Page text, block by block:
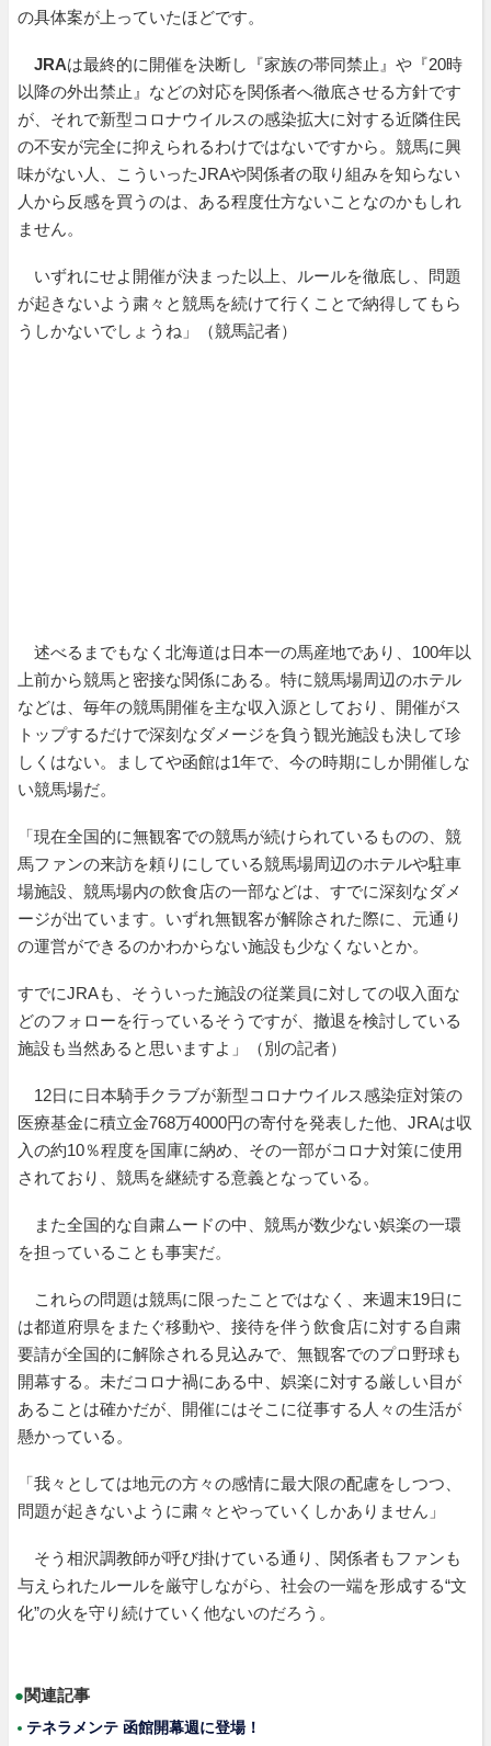
の具体案が上っていたほどです。
JRAは最終的に開催を決断し『家族の帯同禁止』や『20時
以降の外出禁止』などの対応を関係者へ徹底させる方針です
が、それで新型コロナウイルスの感染拡大に対する近隣住民
の不安が完全に抑えられるわけではないですから。競馬に興
味がない人、こういったJRAや関係者の取り組みを知らない
人から反感を買うのは、ある程度仕方ないことなのかもしれ
ません。
いずれにせよ開催が決まった以上、ルールを徹底し、問題
が起きないよう粛々と競馬を続けて行くことで納得してもら
うしかないでしょうね」（競馬記者）
述べるまでもなく北海道は日本一の馬産地であり、100年以
上前から競馬と密接な関係にある。特に競馬場周辺のホテル
などは、毎年の競馬開催を主な収入源としており、開催がス
トップするだけで深刻なダメージを負う観光施設も決して珍
しくはない。ましてや函館は1年で、今の時期にしか開催しな
い競馬場だ。
「現在全国的に無観客での競馬が続けられているものの、競
馬ファンの来訪を頼りにしている競馬場周辺のホテルや駐車
場施設、競馬場内の飲食店の一部などは、すでに深刻なダメ
ージが出ています。いずれ無観客が解除された際に、元通り
の運営ができるのかわからない施設も少なくないとか。
すでにJRAも、そういった施設の従業員に対しての収入面な
どのフォローを行っているそうですが、撤退を検討している
施設も当然あると思いますよ」（別の記者）
12日に日本騎手クラブが新型コロナウイルス感染症対策の
医療基金に積立金768万4000円の寄付を発表した他、JRAは収
入の約10％程度を国庫に納め、その一部がコロナ対策に使用
されており、競馬を継続する意義となっている。
また全国的な自粛ムードの中、競馬が数少ない娯楽の一環
を担っていることも事実だ。
これらの問題は競馬に限ったことではなく、来週末19日に
は都道府県をまたぐ移動や、接待を伴う飲食店に対する自粛
要請が全国的に解除される見込みで、無観客でのプロ野球も
開幕する。未だコロナ禍にある中、娯楽に対する厳しい目が
あることは確かだが、開催にはそこに従事する人々の生活が
懸かっている。
「我々としては地元の方々の感情に最大限の配慮をしつつ、
問題が起きないように粛々とやっていくしかありません」
そう相沢調教師が呼び掛けている通り、関係者もファンも
与えられたルールを厳守しながら、社会の一端を形成する“文
化”の火を守り続けていく他ないのだろう。
●関連記事
テネラメンテ 函館開幕週に登場！